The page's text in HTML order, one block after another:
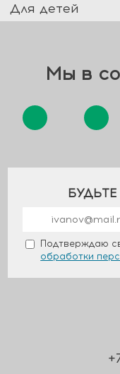
Для детей
Мы в
Подтверждаю
обработки